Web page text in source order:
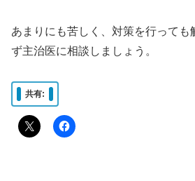
あまりにも苦しく、対策を行っても
ず主治医に相談しましょう。
共有: